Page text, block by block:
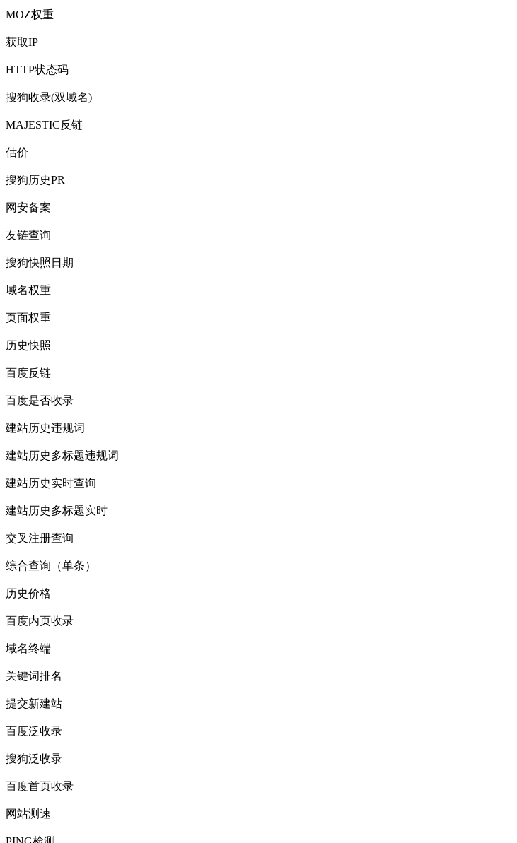
MOZ权重
获取IP
HTTP状态码
搜狗收录(双域名)
MAJESTIC反链
估价
搜狗历史PR
网安备案
友链查询
搜狗快照日期
域名权重
页面权重
历史快照
百度反链
百度是否收录
建站历史违规词
建站历史多标题违规词
建站历史实时查询
建站历史多标题实时
交叉注册查询
综合查询（单条）
历史价格
百度内页收录
域名终端
关键词排名
提交新建站
百度泛收录
搜狗泛收录
百度首页收录
网站测速